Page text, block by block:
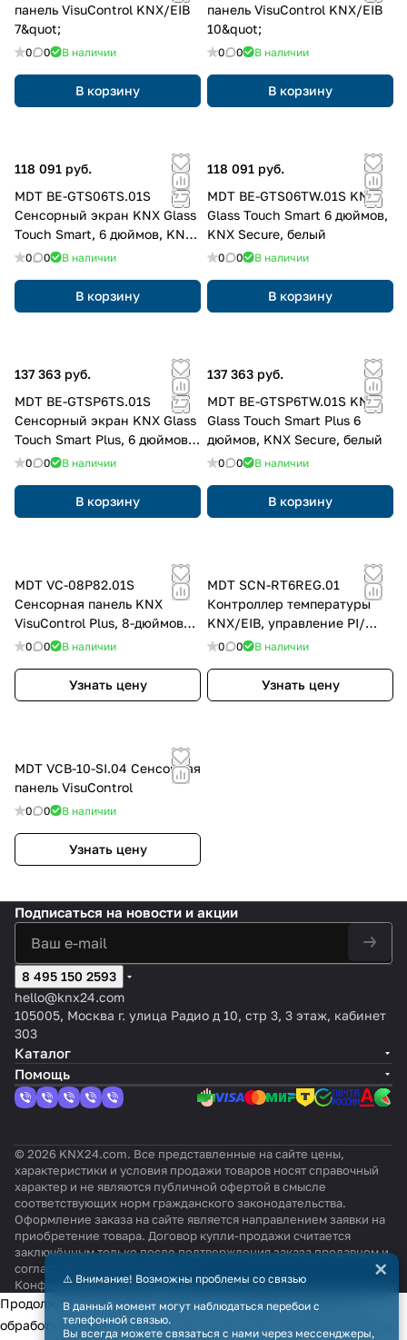
панель VisuControl KNX/EIB
7&quot;
0 0 В наличии
В корзину
панель VisuControl KNX/EIB
10&quot;
0 0 В наличии
В корзину
118 091 руб.
MDT BE-GTS06TS.01S
Сенсорный экран KNX Glass
Touch Smart, 6 дюймов, KNX
Secure, черный
0 0 В наличии
В корзину
118 091 руб.
MDT BE-GTS06TW.01S KNX
Glass Touch Smart 6 дюймов,
KNX Secure, белый
0 0 В наличии
В корзину
137 363 руб.
MDT BE-GTSP6TS.01S
Сенсорный экран KNX Glass
Touch Smart Plus, 6 дюймов,
KNX Secure, черный
0 0 В наличии
В корзину
137 363 руб.
MDT BE-GTSP6TW.01S KNX
Glass Touch Smart Plus 6
дюймов, KNX Secure, белый
0 0 В наличии
В корзину
MDT VC-08P82.01S
Сенсорная панель KNX
VisuControl Plus, 8-дюймовый
/ 20,3 см дисплей
0 0 В наличии
Узнать цену
MDT SCN-RT6REG.01
Контроллер температуры
KNX/EIB, управление PI/
PWM/ 2х-позиционное
0 0 В наличии
Узнать цену
MDT VCB-10-SI.04 Сенсорная
панель VisuControl
0 0 В наличии
Узнать цену
Подписаться на новости и акции
8 495 150 2593
hello@knx24.com
105005, Москва г. улица Радио д 10, стр 3, 3 этаж, кабинет
303
Каталог
Помощь
© 2026 KNX24.com. Все представленные на сайте цены,
характеристики и условия продажи товаров носят справочный
характер и не являются публичной офертой в смысле
соответствующих норм гражданского законодательства.
Оформление заказа на сайте является направлением заявки на
приобретение товара. Договор купли-продажи считается
заключённым только после подтверждения заказа продавцом и
согласования всех условий.
КонфиденциальностьОферта
⚠️ Внимание! Возможны проблемы со связью
В данный момент могут наблюдаться перебои с
телефонной связью.
Вы всегда можете связаться с нами через мессенджеры,
×
Продолжая использовать наш сайт, вы даёте согласие на
обработку файлов cookie в целях функционирования сайта и